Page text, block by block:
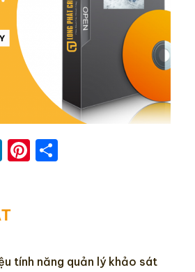
LinkedIn
Pinterest
tính năng quản lý khảo sát